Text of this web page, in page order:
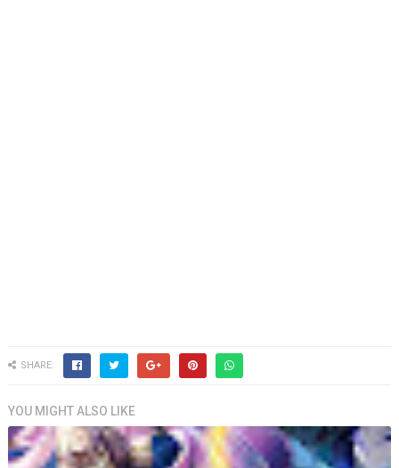
SHARE:
YOU MIGHT ALSO LIKE